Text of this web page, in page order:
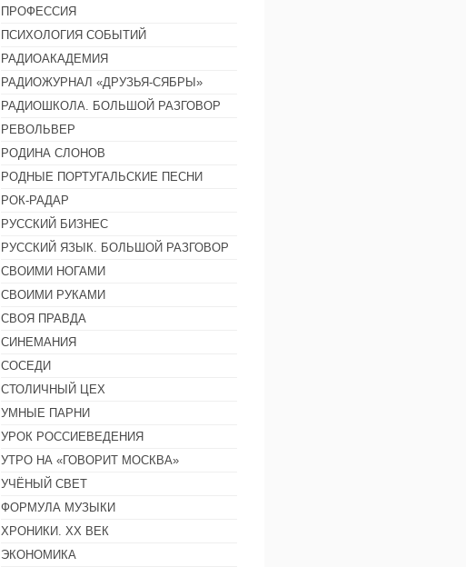
ПРОФЕССИЯ
ПСИХОЛОГИЯ СОБЫТИЙ
РАДИОАКАДЕМИЯ
РАДИОЖУРНАЛ «ДРУЗЬЯ-СЯБРЫ»
РАДИОШКОЛА. БОЛЬШОЙ РАЗГОВОР
РЕВОЛЬВЕР
РОДИНА СЛОНОВ
РОДНЫЕ ПОРТУГАЛЬСКИЕ ПЕСНИ
РОК-РАДАР
РУССКИЙ БИЗНЕС
РУССКИЙ ЯЗЫК. БОЛЬШОЙ РАЗГОВОР
СВОИМИ НОГАМИ
СВОИМИ РУКАМИ
СВОЯ ПРАВДА
СИНЕМАНИЯ
СОСЕДИ
СТОЛИЧНЫЙ ЦЕХ
УМНЫЕ ПАРНИ
УРОК РОССИЕВЕДЕНИЯ
УТРО НА «ГОВОРИТ МОСКВА»
УЧЁНЫЙ СВЕТ
ФОРМУЛА МУЗЫКИ
ХРОНИКИ. ХХ ВЕК
ЭКОНОМИКА